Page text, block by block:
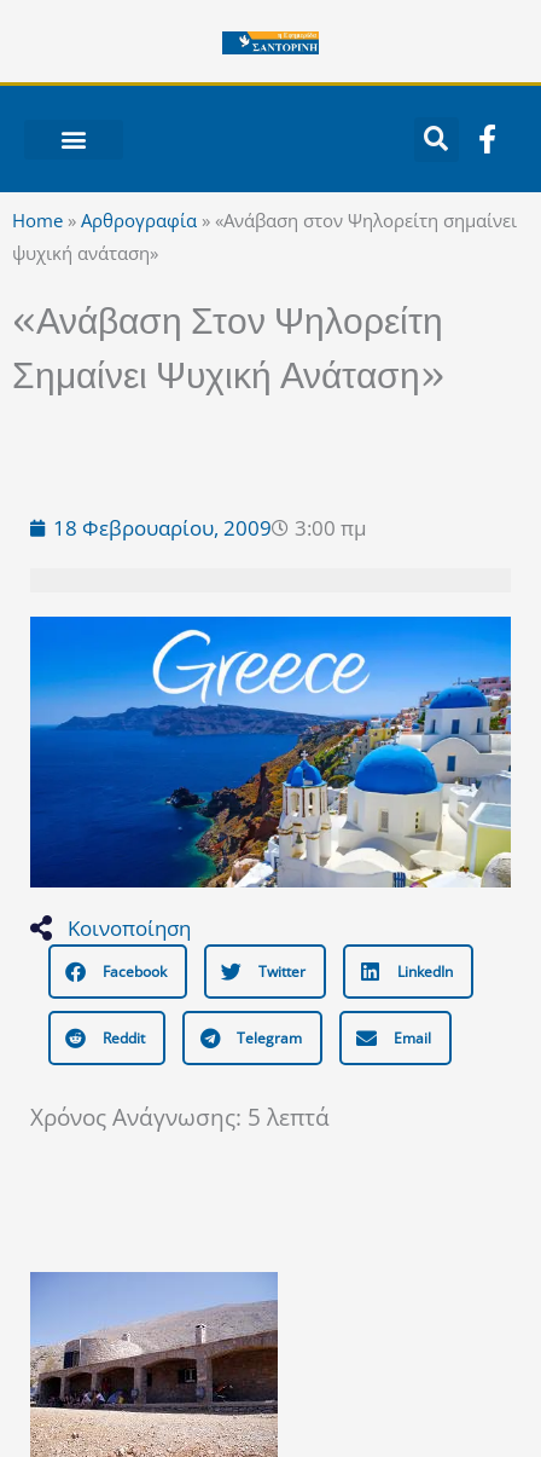
περιεχόμενο
F
a
e
b
Home » Αρθρογραφία » «Ανάβαση στον Ψηλορείτη σημαίνει
ψυχική ανάταση»
«Ανάβαση Στον Ψηλορείτη
Σημαίνει Ψυχική Ανάταση»
18 Φεβρουαρίου, 2009 3:00 πμ
Κοινοποίηση
Facebook Twitter LinkedIn
Reddit Telegram Email
Χρόνος Ανάγνωσης: 5 λεπτά